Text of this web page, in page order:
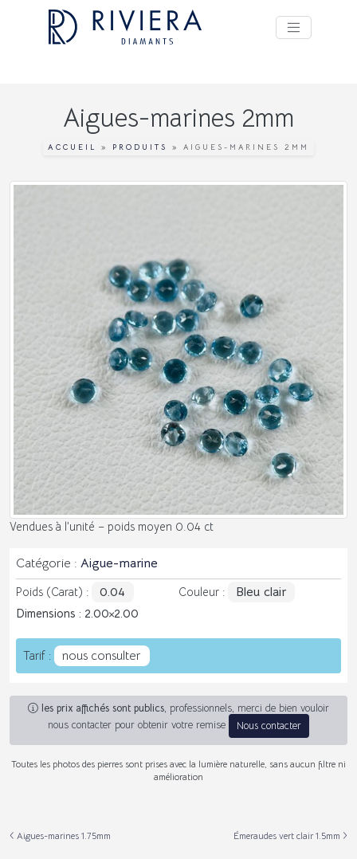
Aigues-marines 2mm
ACCUEIL » PRODUITS » AIGUES-MARINES 2MM
Vendues à l’unité – poids moyen 0.04 ct
Catégorie : Aigue-marine
Poids (Carat) : 0.04 Couleur : Bleu clair
Dimensions : 2.00 2.00
Tarif : nous consulter
les prix affichés sont publics, professionnels, merci de bien vouloir
nous contacter pour obtenir votre remise
Nous contacter
Toutes les photos des pierres sont prises avec la lumière naturelle, sans aucun filtre ni
amélioration
Aigues-marines 1.75mm Émeraudes vert clair 1.5mm